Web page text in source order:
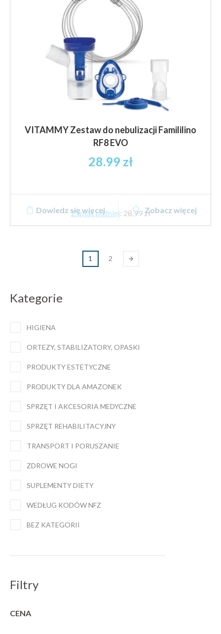
Kategorie
HIGIENA
ORTEZY, STABILIZATORY, OPASKI
PRODUKTY ESTETYCZNE
PRODUKTY DLA AMAZONEK
SPRZĘT I AKCESORIA MEDYCZNE
SPRZĘT REHABILITACYJNY
TRANSPORT I PORUSZANIE
ZDROWE NOGI
SUPLEMENTY DIETY
WEDŁUG KODÓW NFZ
BEZ KATEGORII
Filtry
CENA
VITAMMY Zestaw do nebulizacji Famililino
RF8 EVO
28.99 zł
Zapłać później: 28,99 zł
Dowiedz się więcej Zobacz więcej
1 2